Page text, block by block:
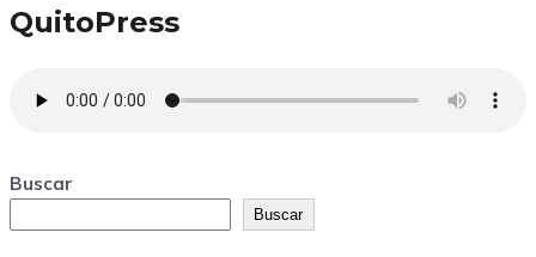
QuitoPress
Buscar
Buscar